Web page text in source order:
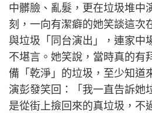
中髒臉、亂髮，更在垃圾堆中
刻，一向有潔癖的她笑談這次
與垃圾「同台演出」，連家中
不堪言。她笑說，當時真的有
備「乾淨」的垃圾，至少知道
演彭發笑回：「我一直告訴她
是從街上撿回來的真垃圾，不